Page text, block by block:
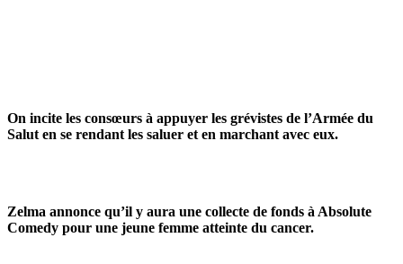
On incite les consœurs à appuyer les grévistes de l’Armée du
Salut en se rendant les saluer et en marchant avec eux.
Zelma annonce qu’il y aura une collecte de fonds à Absolute
Comedy pour une jeune femme atteinte du cancer.